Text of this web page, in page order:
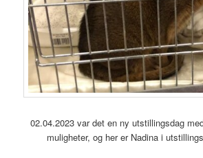
02.04.2023 var det en ny utstillingsdag
muligheter, og her er Nadina i